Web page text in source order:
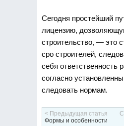
Сегодня простейший
лицензию,
строительство, — это
сро строителей,
себя ответственность
согласно
следовать нормам.
< Предыдущая статья
Формы и особенности